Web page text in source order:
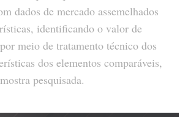
dados de mercado assemelhados
identificando o valor de
meio de tratamento técnico dos
dos elementos comparáveis,
pesquisada.